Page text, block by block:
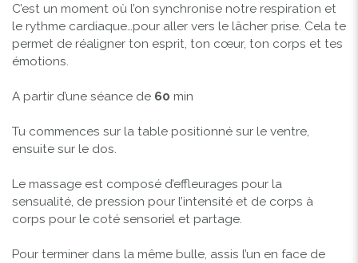
C’est un moment où l’on synchronise notre respiration et
le rythme cardiaque…pour aller vers le lâcher prise. Cela te
permet de réaligner ton esprit, ton cœur, ton corps et tes
émotions.
A partir d’une séance de 60 min
Tu commences sur la table positionné sur le ventre,
ensuite sur le dos.
Le massage est composé d’effleurages pour la
sensualité, de pression pour l’intensité et de corps à
corps pour le coté sensoriel et partage.
Pour terminer dans la même bulle, assis l’un en face de